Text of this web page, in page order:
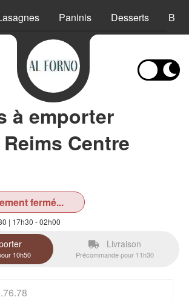
Paninis Desserts
à emporter
Centre
fermé...
| 17h30 - 02h00
10h50
Livraison
Précommande pour 11h30